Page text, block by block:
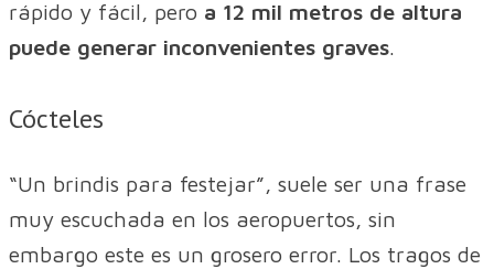
rápido y fácil, pero a 12 mil metros de altura
puede generar inconvenientes graves.
Cócteles
“Un brindis para festejar”, suele ser una frase
muy escuchada en los aeropuertos, sin
embargo este es un grosero error. Los tragos de